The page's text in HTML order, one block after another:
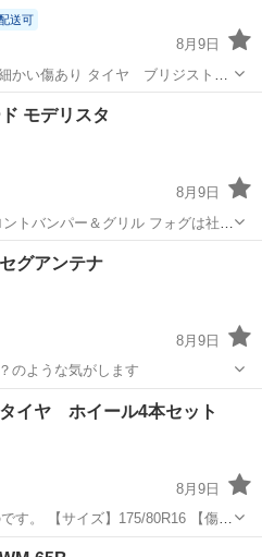
送可
8月9日
い傷あり タイヤ ブリジスト
40週製造 残り溝 センター部分
なし 細かいひび割れあり
タイヤ、ホイール
モデリスタ
8月9日
像の状態になっています。 ５枚目
装、車外用品
グアンテナ
8月9日
のような気がします
アクセサリー
イヤ ホイール4本セット
8月9日
【傷な
ません。 【アピールポイント】状